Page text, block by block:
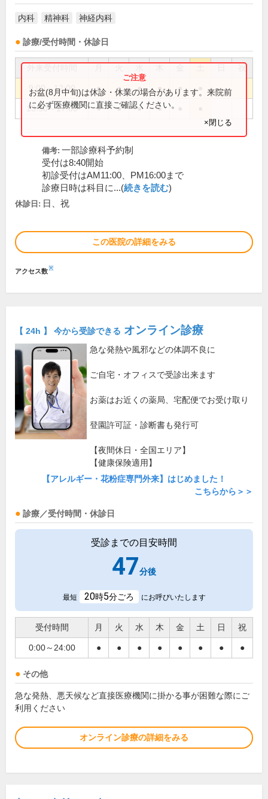
内科 精神科 神経内科
診療/受付時間・休診日
祝
9:00～12:00 ● ● ● ● ●
13:30～17:00 ● ● ● ●
お盆(8月中旬)は休診・休業の場合があります。来院前
に必ず医療機関に直接ご確認ください。
×閉じる
備考: 一部診療科予約制
受付は8:40開始
初診受付はAM11:00、PM16:00まで
診療日時は科目に...(続きを読む)
休診日: 日、祝
この医院の詳細をみる
アクセス数※
【 24h 】 今から受診できる オンライン診療
急な発熱や風邪などの体調不良に
ご自宅・オフィスで受診出来ます
お薬はお近くの薬局、宅配便でお受け取り
登園許可証・診断書も発行可
【夜間休日・全国エリア】
【健康保険適用】
【アレルギー・花粉症専門外来】はじめました！
こちらから＞＞
診療／受付時間・休診日
受診までの目安時間
47分後
最短 20時5分ごろ にお呼びいたします
受付時間 月 火 水 木 金 土 日 祝
0:00～24:00 ● ● ● ● ● ● ● ●
その他
急な発熱、悪天候など直接医療機関に掛かる事が困難な際にご
利用ください
オンライン診療の詳細をみる